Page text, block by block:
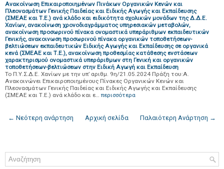
Ανακοίνωση Επικαιροποιημένων Πινάκων Οργανικών Κενών και
Πλεονασμάτων Γενικής Παιδείας και Ειδικής Αγωγής και Εκπαίδευσης
(ΣΜΕΑΕ και Τ.Ε.) ανά κλάδο και ειδικότητα σχολικών μονάδων της Δ.Δ.Ε.
Χανίων, ανακοίνωση χρονοδιαγράμματος υπηρεσιακών μεταβολών,
ανακοίνωση προσωρινού πίνακα ονομαστικά υπεράριθμων εκπαιδευτικών
Γενικής, ανακοινωση προσωρινού πίνακα οργανικών τοποθετήσεων-
βελτιώσεων εκπαιδευτικών Ειδικής Αγωγής και Εκπαίδευσης σε οργανικά
κενά (ΣΜΕΑΕ και Τ.Ε.), ανακοίνωση προθεσμίας κατάθεσης ενστάσεων
χαρακτηρισμού ονομαστικά υπεράριθμων στη Γενική και οργανικών
τοποθετήσεων-βελτιώσεων στην Ειδική Αγωγή και Εκπαίδευση
Το Π.Υ.Σ.Δ.Ε. Χανίων με την υπ’ αριθμ. 9η/21.05.2024 Πράξη του:A.
Ανακοινώνει Επικαιροποιημένους Πίνακες Οργανικών Κενών και
Πλεονασμάτων Γενικής Παιδείας και Ειδικής Αγωγής και Εκπαίδευσης
(ΣΜΕΑΕ και Τ.Ε.) ανά κλάδο και ε… περισσότερα
← Νεότερη ανάρτηση Παλαιότερη Ανάρτηση →
Αρχική σελίδα